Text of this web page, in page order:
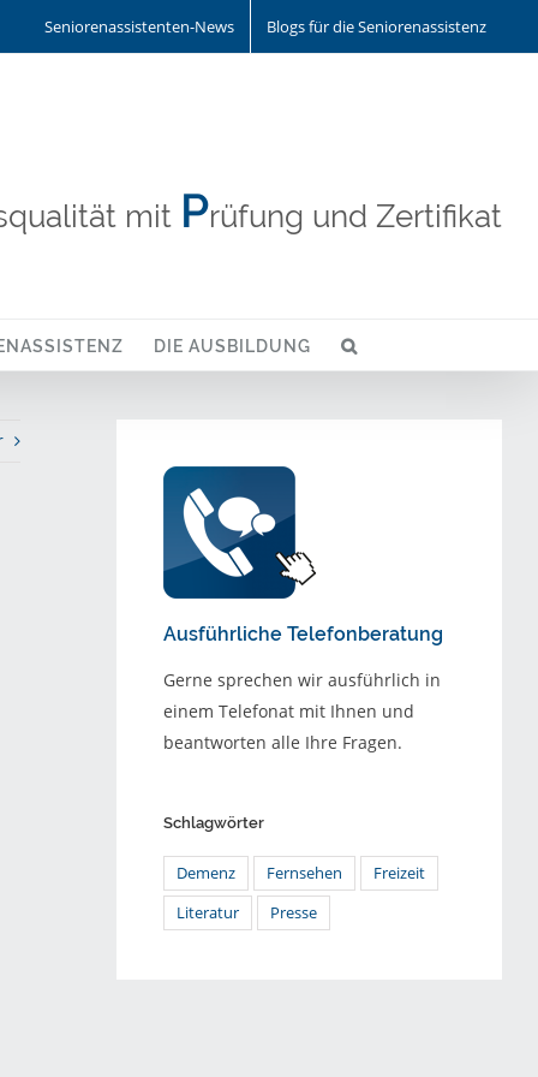
Seniorenassistenten-News Blogs für die Seniorenassistenz
mit Prüfung und Zertifikat
DIE AUSBILDUNG
Ausführliche Telefonberatung
Gerne sprechen wir ausführlich in
einem Telefonat mit Ihnen und
beantworten alle Ihre Fragen.
Schlagwörter
Demenz Fernsehen
Freizeit
Literatur
Presse